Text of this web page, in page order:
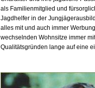
als Familienmitglied und
Jagdhelfer in der
alles mit und auch immer
wechselnden Wohnsitze immer
Qualitätsgründen lange auf eine